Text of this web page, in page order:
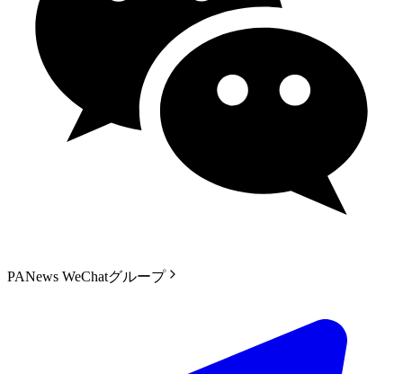
PANews WeChatグループ